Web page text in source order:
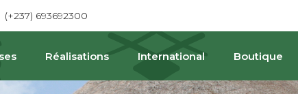
(+237) 693692300
Réalisations International Boutique